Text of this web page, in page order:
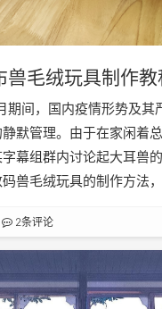
兽毛绒玩具制作教
期间，国内疫情形势及其
默管理。由于在家闲着
幕组群内讨论起大耳兽
兽毛绒玩具的制作方法
2条评论